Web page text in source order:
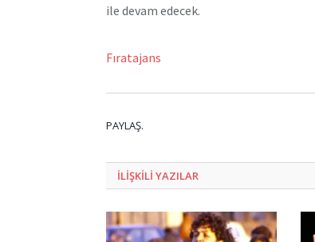
ile devam edecek.
Fıratajans
PAYLAŞ.
ILIŞKILI YAZILAR